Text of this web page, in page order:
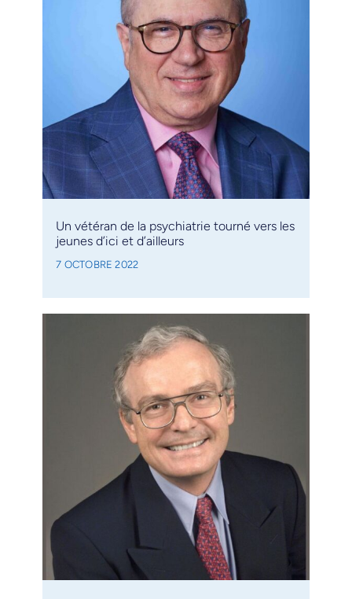
Un vétéran de la psychiatrie tourné vers les
jeunes d’ici et d’ailleurs
7 OCTOBRE 2022